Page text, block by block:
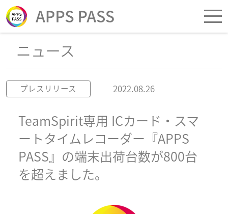
ニュース
プレスリリース 2022.08.26
TeamSpirit専用 ICカード・スマ
ートタイムレコーダー『APPS
PASS』の端末出荷台数が800台
を超えました。